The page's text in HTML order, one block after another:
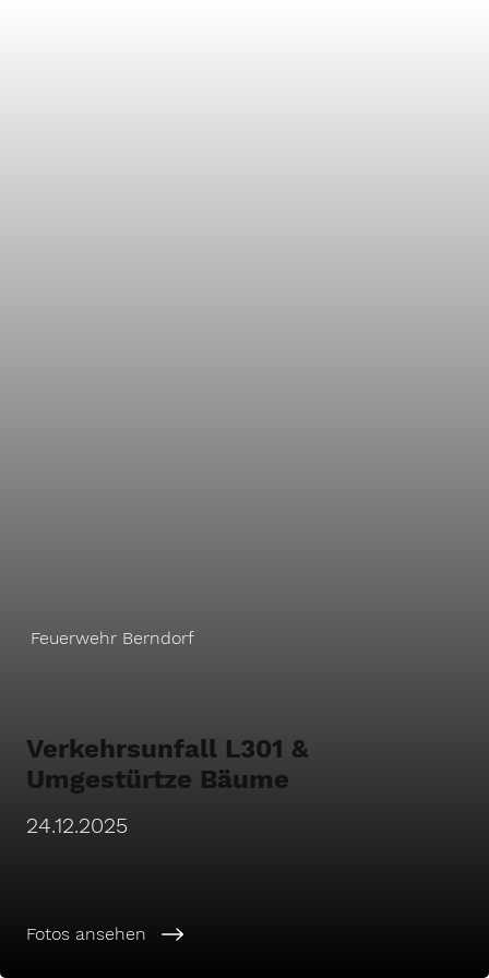
Fotos ansehen
Feuerwehr Berndorf
24.12.2025
Verkehrsunfall L301 &
Umgestürtze Bäume